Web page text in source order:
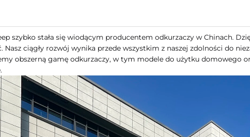
szybko stała się wiodącym producentem odkurzaczy w Chinach.
Nasz ciągły rozwój wynika przede wszystkim z naszej zdolności do
obszerną gamę odkurzaczy, w tym modele do użytku domowego